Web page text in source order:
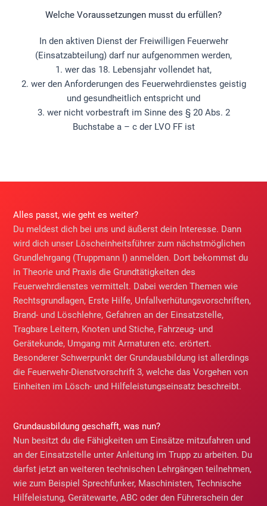
Welche Voraussetzungen musst du erfüllen?
In den aktiven Dienst der Freiwilligen Feuerwehr
(Einsatzabteilung) darf nur aufgenommen werden,
1. wer das 18. Lebensjahr vollendet hat,
2. wer den Anforderungen des Feuerwehrdienstes geistig
und gesundheitlich entspricht und
3. wer nicht vorbestraft im Sinne des § 20 Abs. 2
Buchstabe a – c der LVO FF ist
Alles passt, wie geht es weiter?
Du meldest dich bei uns und äußerst dein Interesse. Dann
wird dich unser Löscheinheitsführer zum nächstmöglichen
Grundlehrgang (Truppmann I) anmelden. Dort bekommst du
in Theorie und Praxis die Grundtätigkeiten des
Feuerwehrdienstes vermittelt. Dabei werden Themen wie
Rechtsgrundlagen, Erste Hilfe, Unfallverhütungsvorschriften,
Brand- und Löschlehre, Gefahren an der Einsatzstelle,
Tragbare Leitern, Knoten und Stiche, Fahrzeug- und
Gerätekunde, Umgang mit Armaturen etc. erörtert.
Besonderer Schwerpunkt der Grundausbildung ist allerdings
die Feuerwehr-Dienstvorschrift 3, welche das Vorgehen von
Einheiten im Lösch- und Hilfeleistungseinsatz beschreibt.
Grundausbildung geschafft, was nun?
Nun besitzt du die Fähigkeiten um Einsätze mitzufahren und
an der Einsatzstelle unter Anleitung im Trupp zu arbeiten. Du
darfst jetzt an weiteren technischen Lehrgängen teilnehmen,
wie zum Beispiel Sprechfunker, Maschinisten, Technische
Hilfeleistung, Gerätewarte, ABC oder den Führerschein der